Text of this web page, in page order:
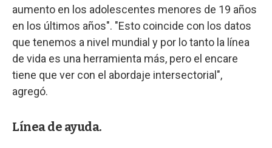
aumento en los adolescentes menores de 19 años
en los últimos años". "Esto coincide con los datos
que tenemos a nivel mundial y por lo tanto la línea
de vida es una herramienta más, pero el encare
tiene que ver con el abordaje intersectorial",
agregó.
Línea de ayuda.